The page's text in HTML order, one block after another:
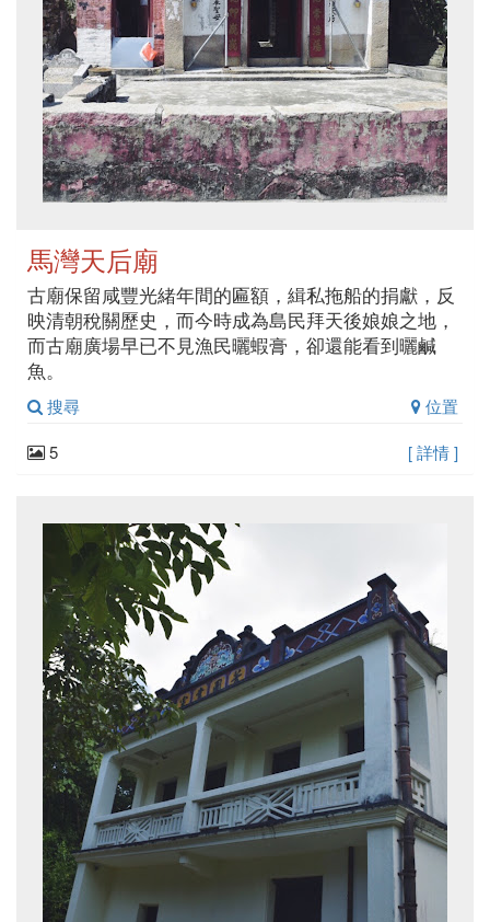
馬灣天后廟
古廟保留咸豐光緒年間的匾額，緝私拖船的捐獻，反
映清朝稅關歷史，而今時成為島民拜天後娘娘之地，
而古廟廣場早已不見漁民曬蝦膏，卻還能看到曬鹹
魚。
搜尋
位置
5
[ 詳情 ]